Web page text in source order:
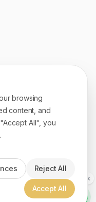
browsing
content, and
All", you
Reject All
Accept All